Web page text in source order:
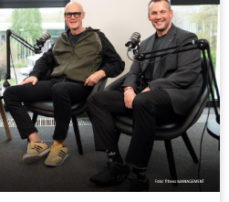
Alle akzeptieren
Auswahl erlauben
Alle ablehnen